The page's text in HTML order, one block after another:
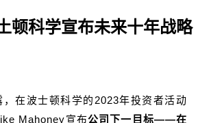
顿科学宣布未来十年战略
在波士顿科学的2023年投资者活动
Mahoney宣布公司下一目标——在